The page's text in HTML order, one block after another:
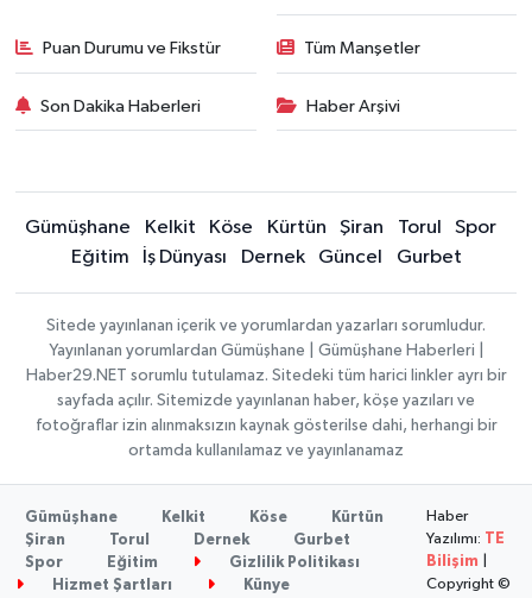
Puan Durumu ve Fikstür Tüm Manşetler
Son Dakika Haberleri Haber Arşivi
Gümüşhane Kelkit Köse Kürtün Şiran Torul
Spor
Eğitim
İş Dünyası Dernek Güncel Gurbet
Sitede yayınlanan içerik ve yorumlardan yazarları sorumludur.
Yayınlanan yorumlardan Gümüşhane | Gümüşhane Haberleri |
Haber29.NET sorumlu tutulamaz. Sitedeki tüm harici linkler ayrı bir
sayfada açılır. Sitemizde yayınlanan haber, köşe yazıları ve
fotoğraflar izin alınmaksızın kaynak gösterilse dahi, herhangi bir
ortamda kullanılamaz ve yayınlanamaz
Gümüşhane Kelkit Köse
Kürtün
Şiran
Torul Dernek
Gurbet
Spor
Eğitim
Gizlilik Politikası
Hizmet Şartları
Künye
Haber
Yazılımı: TE
Bilişim
Copyright ©